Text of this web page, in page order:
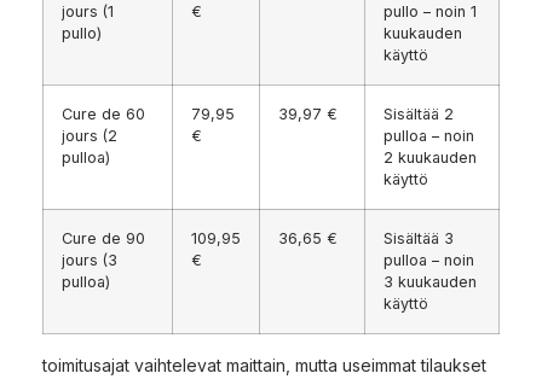
jours (1
pullo)
€
pullo – noin 1
kuukauden
käyttö
Cure de 60
jours (2
pulloa)
79,95
€
39,97 €
Sisältää 2
pulloa – noin
2 kuukauden
käyttö
Cure de 90
jours (3
pulloa)
109,95
€
36,65 €
Sisältää 3
pulloa – noin
3 kuukauden
käyttö
toimitusajat vaihtelevat maittain, mutta useimmat tilaukset